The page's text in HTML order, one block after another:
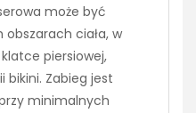
może być
ciała, w
piersiowej,
bikini. Zabieg jest
minimalnych